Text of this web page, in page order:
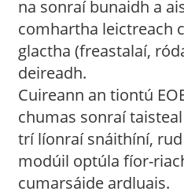
na sonraí bunaidh a
comhartha leictreach
glactha (freastalaí,
deireadh.
Cuireann an tiontú
chumas sonraí
trí líonraí snáithíní,
modúil optúla fíor-
cumarsáide ardluais.